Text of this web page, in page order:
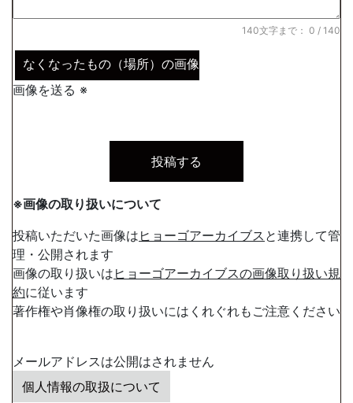
140文字まで： 0 / 140
なくなったもの（場所）の画像
画像を送る ※
※画像の取り扱いについて
投稿いただいた画像は ヒョーゴアーカイブス と連携して管
理・公開されます
画像の取り扱いは ヒョーゴアーカイブスの画像取り扱い規
約に従います
著作権や肖像権の取り扱いにはくれぐれもご注意ください
メールアドレスは公開はされません
個人情報の取扱について